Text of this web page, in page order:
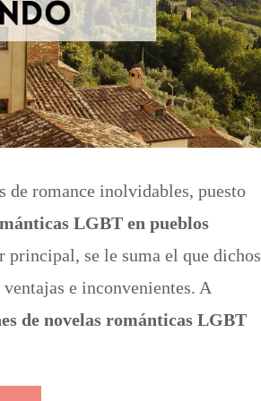
de romance inolvidables, puesto
LGBT en pueblos
principal, se le suma el que dichos
e inconvenientes. A
de novelas románticas LGBT